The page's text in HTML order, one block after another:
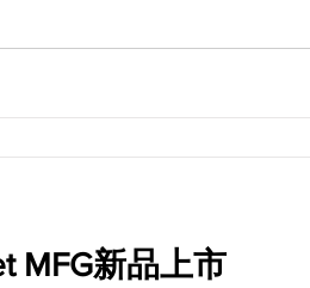
MFG新品上市